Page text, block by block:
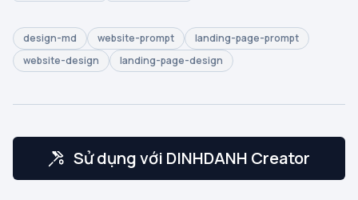
design-md website-prompt
landing-page-prompt
website-design
landing-page-design
Sử dụng với DINHDANH Creator